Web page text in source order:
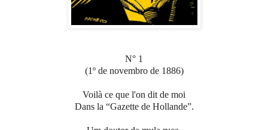
N° 1
(1º de novembro de 1886)
Voilà ce que l'on dit de moi
Dans la “Gazette de Hollande”.